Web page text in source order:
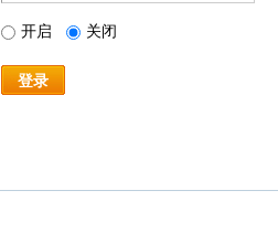
开启 关闭
登录